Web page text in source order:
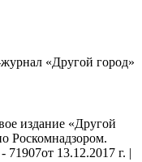
«Другой город»
издание «Другой
Роскомнадзором.
13.12.2017 г. |